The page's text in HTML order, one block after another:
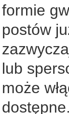
formie
postów
lub
może